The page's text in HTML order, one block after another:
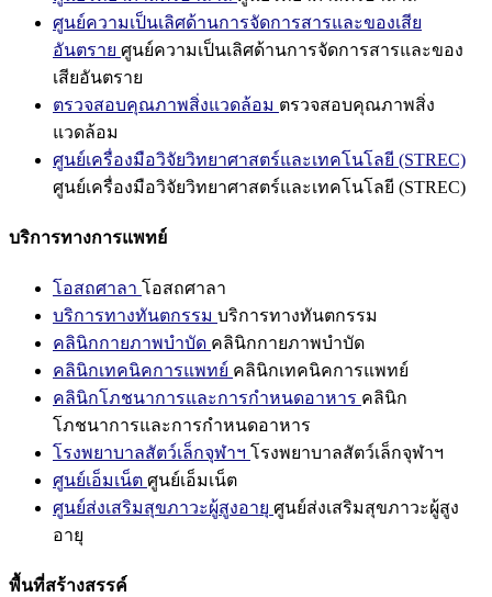
ศูนย์ความเป็นเลิศด้านการจัดการสารและของเสีย
อันตราย ศูนย์ความเป็นเลิศด้านการจัดการสารและของ
เสียอันตราย
ตรวจสอบคุณภาพสิ่งแวดล้อม ตรวจสอบคุณภาพสิ่ง
แวดล้อม
ศูนย์เครื่องมือวิจัยวิทยาศาสตร์และเทคโนโลยี (STREC)
ศูนย์เครื่องมือวิจัยวิทยาศาสตร์และเทคโนโลยี (STREC)
บริการทางการแพทย์
โอสถศาลา โอสถศาลา
บริการทางทันตกรรม บริการทางทันตกรรม
คลินิกกายภาพบำบัด คลินิกกายภาพบำบัด
คลินิกเทคนิคการแพทย์ คลินิกเทคนิคการแพทย์
คลินิกโภชนาการและการกำหนดอาหาร คลินิก
โภชนาการและการกำหนดอาหาร
โรงพยาบาลสัตว์เล็กจุฬาฯ โรงพยาบาลสัตว์เล็กจุฬาฯ
ศูนย์เอ็มเน็ต ศูนย์เอ็มเน็ต
ศูนย์ส่งเสริมสุขภาวะผู้สูงอายุ ศูนย์ส่งเสริมสุขภาวะผู้สูง
อายุ
พื้นที่สร้างสรรค์